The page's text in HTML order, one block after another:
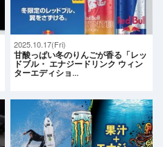
2025.10.17(Fri)
甘酸っぱい冬のりんごが香る「レッ
ドブル・ エナジードリンク ウィン
ターエディショ…